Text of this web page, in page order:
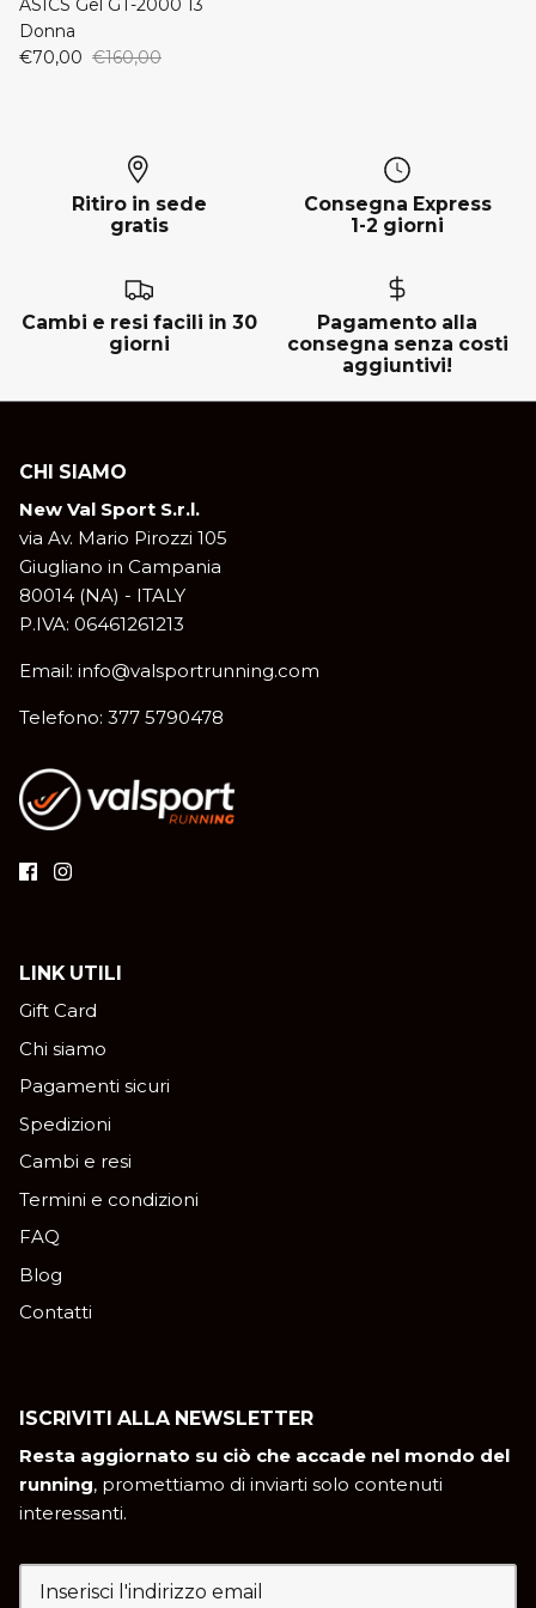
New Balance
ON
ASICS Gel GT-2000 13
Donna
€70,00 €160,00
Ritiro in sede
gratis
Consegna Express
1-2 giorni
Cambi e resi facili in 30
giorni
Pagamento alla
consegna senza costi
aggiuntivi!
CHI SIAMO
New Val Sport S.r.l.
via Av. Mario Pirozzi 105
Giugliano in Campania
80014 (NA) - ITALY
P.IVA: 06461261213
Email: info@valsportrunning.com
Telefono: 377 5790478
LINK UTILI
Gift Card
Chi siamo
Pagamenti sicuri
Spedizioni
Cambi e resi
Termini e condizioni
FAQ
Blog
Contatti
ISCRIVITI ALLA NEWSLETTER
Resta aggiornato su ciò che accade nel mondo del
running, promettiamo di inviarti solo contenuti
interessanti.